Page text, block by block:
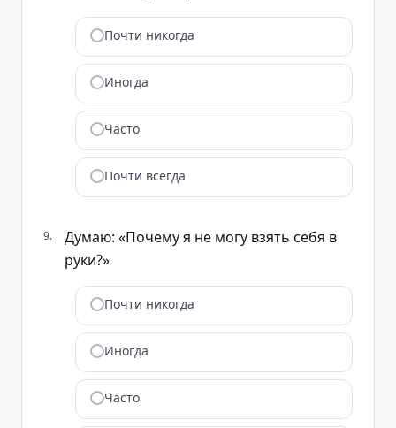
Почти никогда
Иногда
Часто
Почти всегда
9.
Думаю: «Почему я не могу взять себя в
руки?»
Почти никогда
Иногда
Часто